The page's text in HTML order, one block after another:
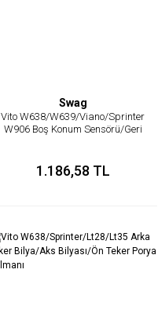
Swag
Vito W638/W639/Viano/Sprinter
W906 Boş Konum Sensörü/Geri
1.186,58 TL